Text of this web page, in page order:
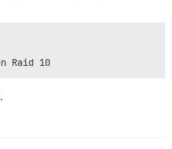
Raid 10